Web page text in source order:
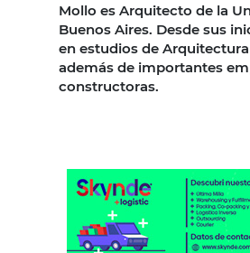
Mollo es Arquitecto de la
Buenos Aires. Desde sus
en estudios de
además de importantes
constructoras.